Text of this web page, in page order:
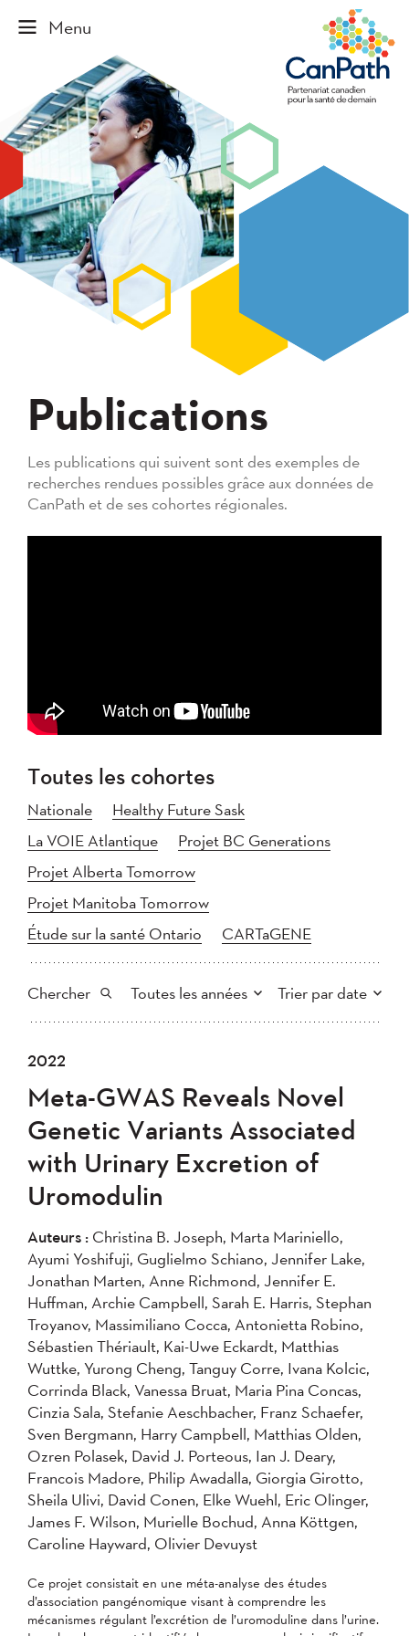
Publications
Les publications qui suivent sont des exemples de
recherches rendues possibles grâce aux données de
CanPath et de ses cohortes régionales.
Toutes les cohortes
Nationale
Healthy Future Sask
La VOIE Atlantique
Projet BC Generations
Projet Alberta Tomorrow
Projet Manitoba Tomorrow
Étude sur la santé Ontario
CARTaGENE
Chercher Toutes les années Trier par date
Tout
2022
2021
2020
2019
2018
2017
2016
2015
2014
2013
2012
2011
2004
Appliquer
Plus récent au plus ancien
Plus ancien au plus récent
Appliquer
2022
Meta-GWAS Reveals Novel
Genetic Variants Associated
with Urinary Excretion of
Uromodulin
Auteurs : Christina B. Joseph, Marta Mariniello,
Ayumi Yoshifuji, Guglielmo Schiano, Jennifer Lake,
Jonathan Marten, Anne Richmond, Jennifer E.
Huffman, Archie Campbell, Sarah E. Harris, Stephan
Troyanov, Massimiliano Cocca, Antonietta Robino,
Sébastien Thériault, Kai-Uwe Eckardt, Matthias
Wuttke, Yurong Cheng, Tanguy Corre, Ivana Kolcic,
Corrinda Black, Vanessa Bruat, Maria Pina Concas,
Cinzia Sala, Stefanie Aeschbacher, Franz Schaefer,
Sven Bergmann, Harry Campbell, Matthias Olden,
Ozren Polasek, David J. Porteous, Ian J. Deary,
Francois Madore, Philip Awadalla, Giorgia Girotto,
Sheila Ulivi, David Conen, Elke Wuehl, Eric Olinger,
James F. Wilson, Murielle Bochud, Anna Köttgen,
Caroline Hayward, Olivier Devuyst
Ce projet consistait en une méta-analyse des études
d’association pangénomique visant à comprendre les
mécanismes régulant l’excrétion de l’uromoduline dans l’urine.